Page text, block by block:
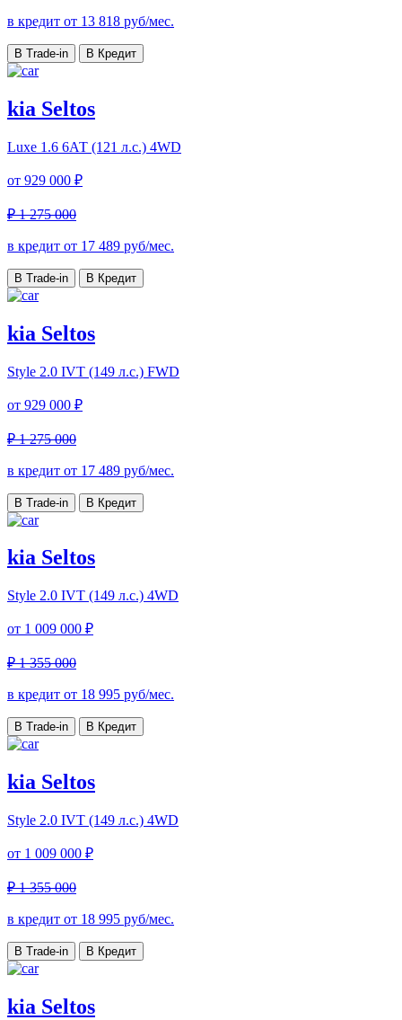
в кредит от 13 818 руб/мес.
В Trade-in В Кредит
kia Seltos
Luxe 1.6 6АТ (121 л.с.) 4WD
от 929 000 ₽
₽ 1 275 000
в кредит от 17 489 руб/мес.
В Trade-in В Кредит
kia Seltos
Style 2.0 IVT (149 л.с.) FWD
от 929 000 ₽
₽ 1 275 000
в кредит от 17 489 руб/мес.
В Trade-in В Кредит
kia Seltos
Style 2.0 IVT (149 л.с.) 4WD
от 1 009 000 ₽
₽ 1 355 000
в кредит от 18 995 руб/мес.
В Trade-in В Кредит
kia Seltos
Style 2.0 IVT (149 л.с.) 4WD
от 1 009 000 ₽
₽ 1 355 000
в кредит от 18 995 руб/мес.
В Trade-in В Кредит
kia Seltos